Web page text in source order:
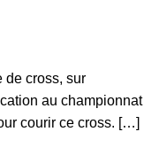
de cross, sur
au championnat
courir ce cross. […]